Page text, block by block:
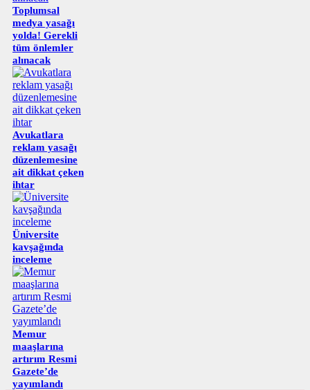
Toplumsal
medya yasağı
yolda! Gerekli
tüm önlemler
alınacak
Avukatlara
reklam yasağı
düzenlemesine
ait dikkat çeken
ihtar
Üniversite
kavşağında
inceleme
Memur
maaşlarına
artırım Resmi
Gazete’de
yayımlandı